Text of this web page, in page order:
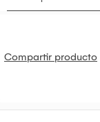
Compartir producto